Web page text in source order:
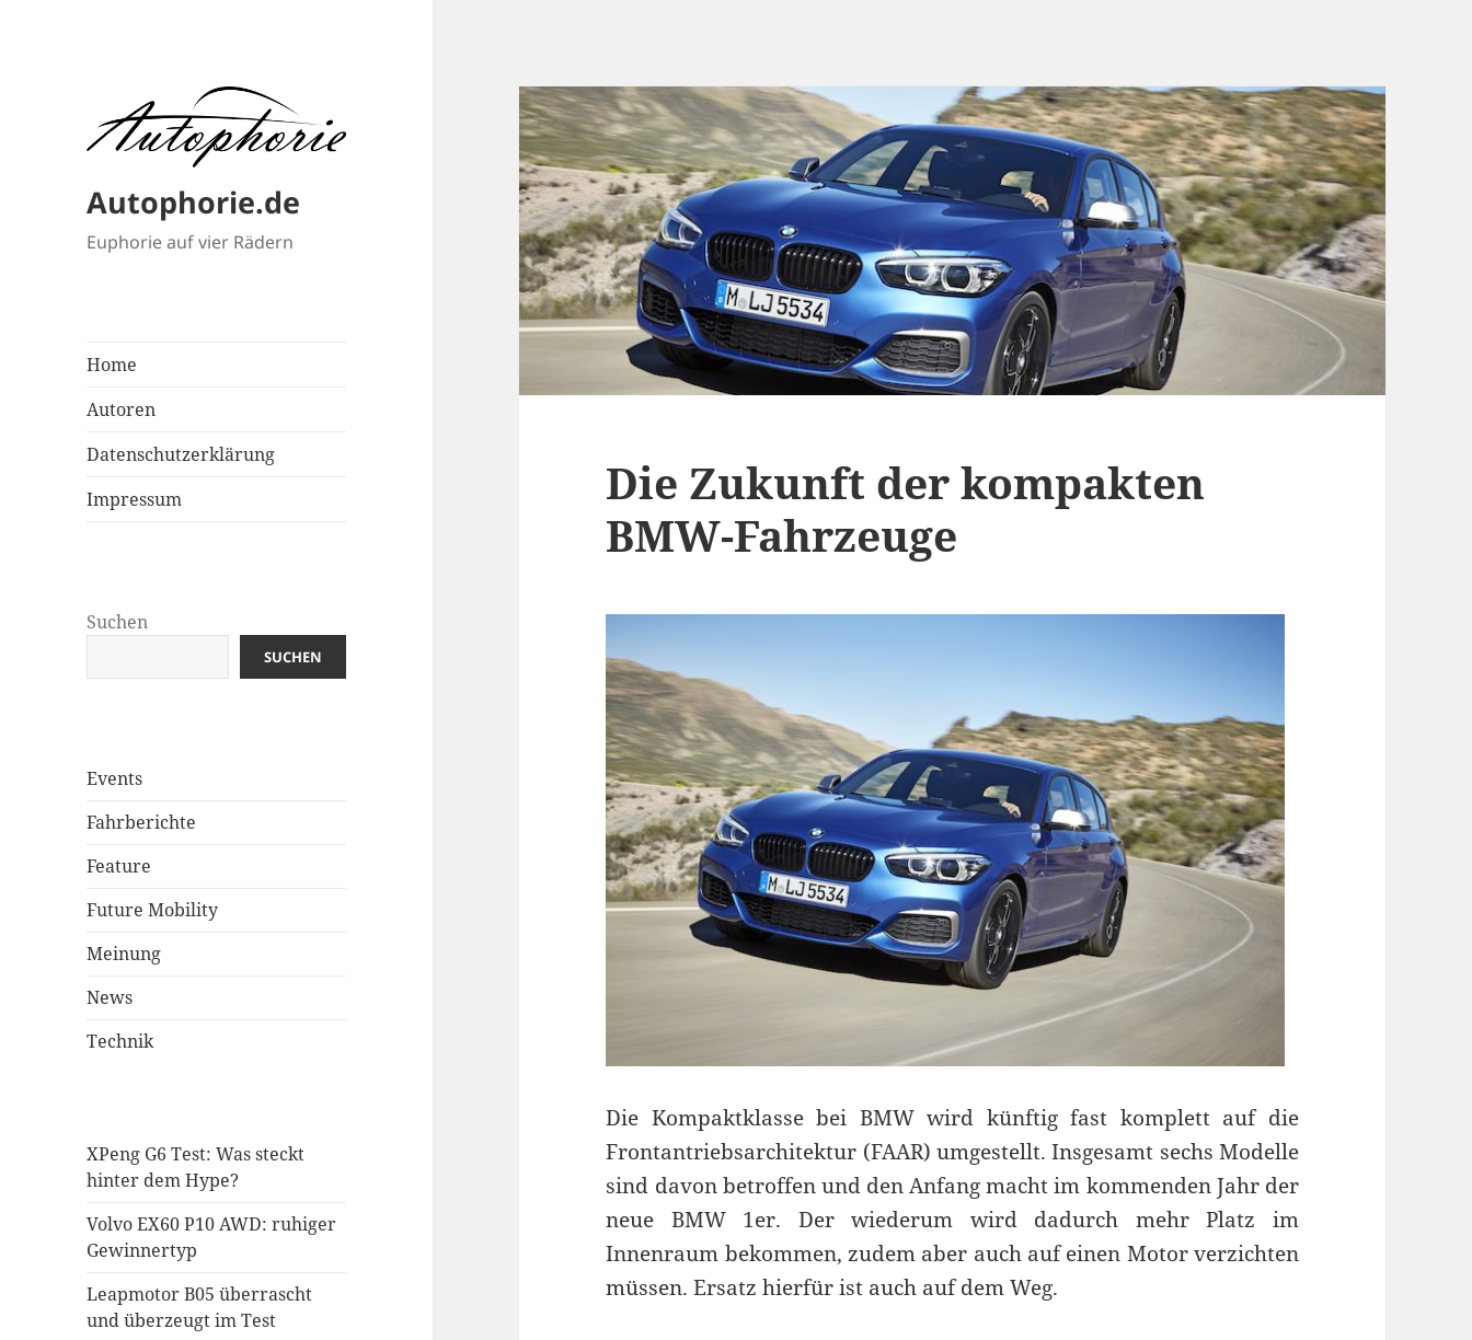
Autophorie.de
Euphorie auf vier Rädern
Home
Autoren
Datenschutzerklärung
Impressum
Suchen
SUCHEN
Events
Fahrberichte
Feature
Future Mobility
Meinung
News
Technik
XPeng G6 Test: Was steckt
hinter dem Hype?
Volvo EX60 P10 AWD: ruhiger
Gewinnertyp
Leapmotor B05 überrascht
und überzeugt im Test
Die Zukunft der kompakten
BMW-Fahrzeuge
Die Kompaktklasse bei BMW wird künftig fast komplett auf die
Frontantriebsarchitektur (FAAR) umgestellt. Insgesamt sechs Modelle
sind davon betroffen und den Anfang macht im kommenden Jahr der
neue BMW 1er. Der wiederum wird dadurch mehr Platz im
Innenraum bekommen, zudem aber auch auf einen Motor verzichten
müssen. Ersatz hierfür ist auch auf dem Weg.